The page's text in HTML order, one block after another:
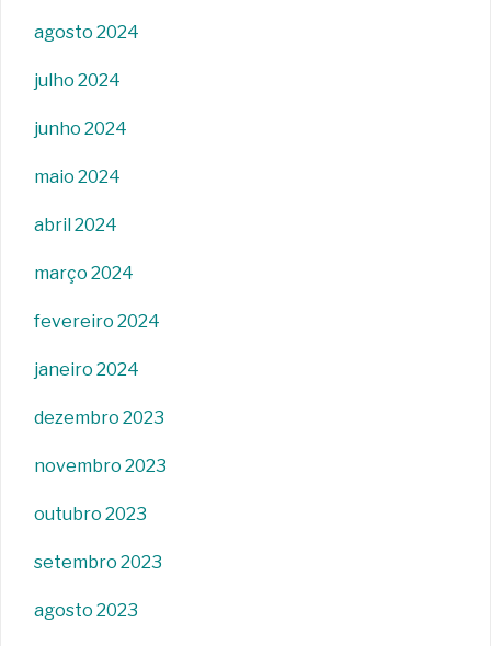
agosto 2024
julho 2024
junho 2024
maio 2024
abril 2024
março 2024
fevereiro 2024
janeiro 2024
dezembro 2023
novembro 2023
outubro 2023
setembro 2023
agosto 2023